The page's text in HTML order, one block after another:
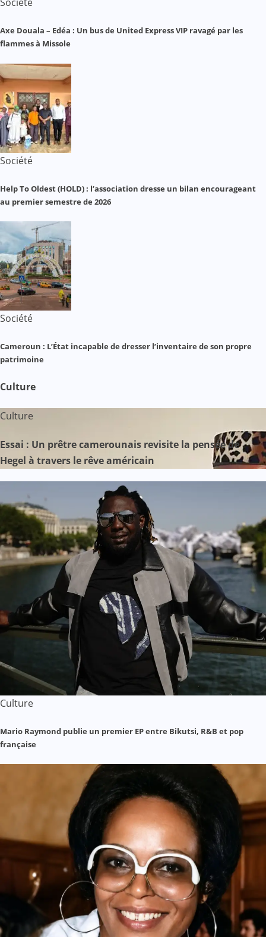
Axe Douala – Edéa : Un bus de United Express VIP ravagé par les
flammes à Missole
Société
Help To Oldest (HOLD) : l’association dresse un bilan encourageant
au premier semestre de 2026
Société
Cameroun : L’État incapable de dresser l’inventaire de son propre
patrimoine
Culture
Culture
Essai : Un prêtre camerounais revisite la pensée de
Hegel à travers le rêve américain
Culture
Mario Raymond publie un premier EP entre Bikutsi, R&B et pop
française